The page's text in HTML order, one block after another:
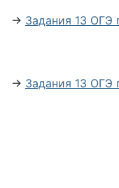
→ Задания 13 ОГЭ
→ Задания 13 ОГЭ